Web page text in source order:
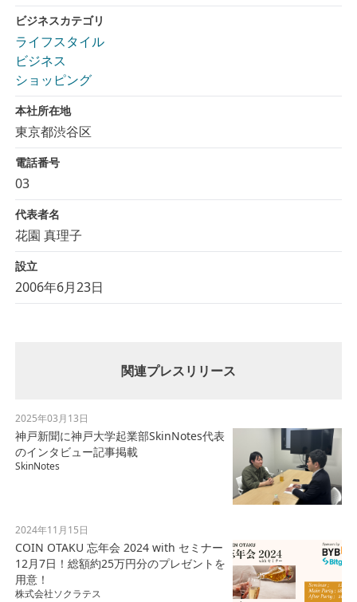
ビジネスカテゴリ
ライフスタイル
ビジネス
ショッピング
本社所在地
東京都渋谷区
電話番号
03
代表者名
花園 真理子
設立
2006年6月23日
関連プレスリリース
2025年03月13日
神戸新聞に神戸大学起業部SkinNotes代表
のインタビュー記事掲載
SkinNotes
2024年11月15日
COIN OTAKU 忘年会 2024 with セミナー
12月7日！総額約25万円分のプレゼントを
用意！
株式会社ソクラテス